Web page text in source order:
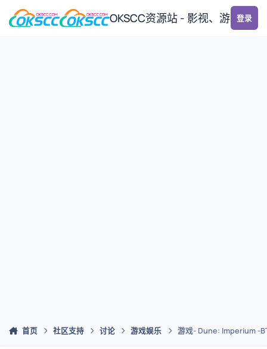
跳转到帖子
OKSCC资源站 - 影视、游戏、
登录
首页 社区支持 讨论 游戏娱乐 游戏- Dune: Imperium -